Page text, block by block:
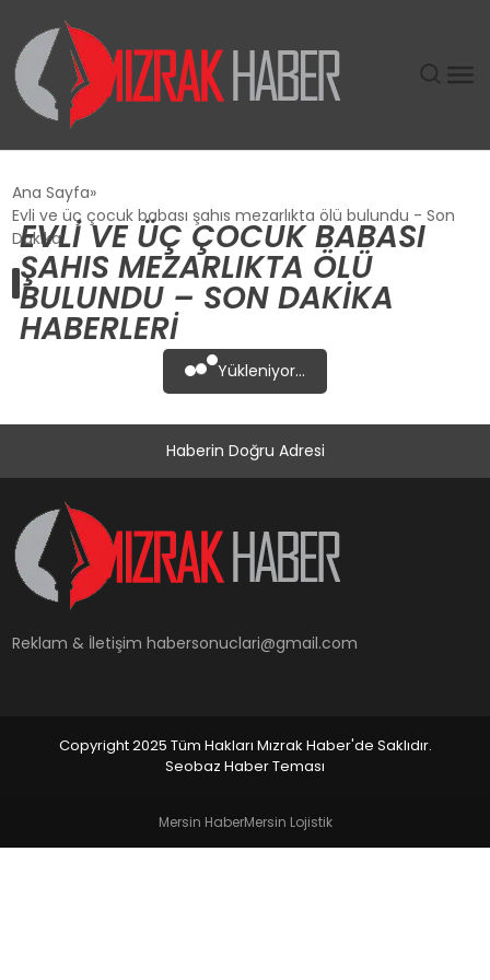
SIYASET
DÜNYA
YAŞAM
Ana Sayfa
Evli ve üç çocuk babası şahıs mezarlıkta ölü bulundu - Son
Dakika
EVLI VE ÜÇ ÇOCUK BABASI
ŞAHIS MEZARLIKTA ÖLÜ
BULUNDU – SON DAKIKA
HABERLERI
Yükleniyor...
Haberin Doğru Adresi
Reklam & İletişimhabersonuclari@gmail.com
Copyright 2025 Tüm Hakları Mızrak Haber'de Saklıdır.
Seobaz Haber Teması
Mersin HaberMersin Lojistik